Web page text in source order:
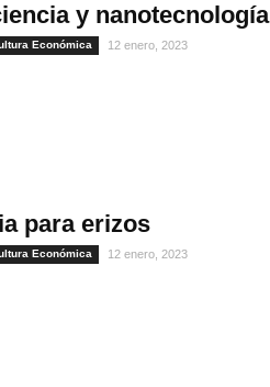
y nanotecnología
Económica 12 enero, 2023
para erizos
Económica 12 enero, 2023